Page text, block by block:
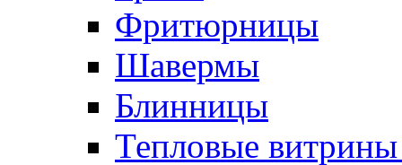
Фритюрницы
Шавермы
Блинницы
Тепловые витрины